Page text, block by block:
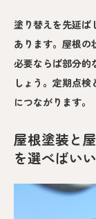
塗り替えを先延ば
あります。屋根の
必要ならば部分的
しょう。定期点
につながります。
屋根塗装と
を選べばい